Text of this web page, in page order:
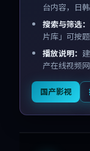
台内容，日
搜索与筛选：
片库」可按
播放说明：
产在线视频
国产影视